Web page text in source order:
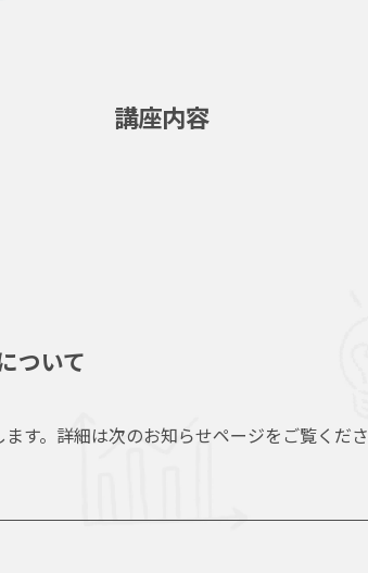
講座内容
ついて
す。詳細は次のお知らせページをご覧くださ